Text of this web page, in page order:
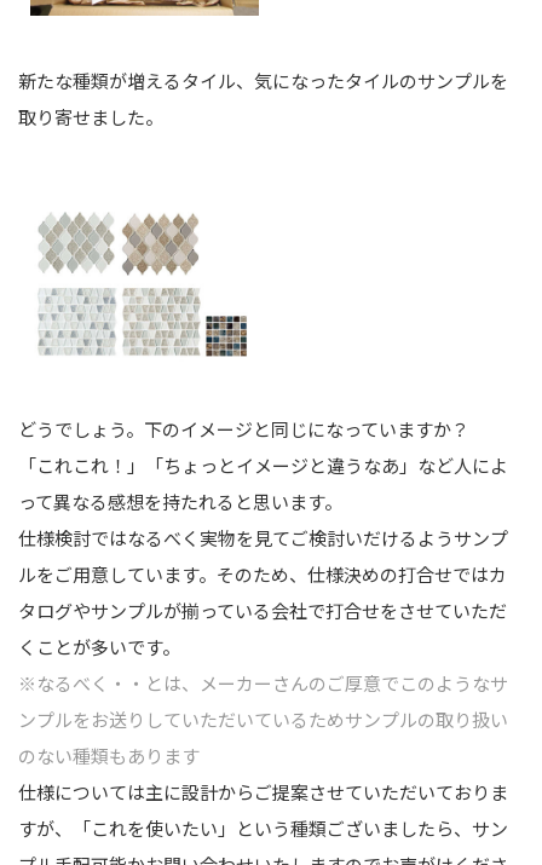
新たな種類が増えるタイル、気になったタイルのサンプルを
取り寄せました。
どうでしょう。下のイメージと同じになっていますか？
「これこれ！」「ちょっとイメージと違うなあ」など人によ
って異なる感想を持たれると思います。
仕様検討ではなるべく実物を見てご検討いだけるようサンプ
ルをご用意しています。そのため、仕様決めの打合せではカ
タログやサンプルが揃っている会社で打合せをさせていただ
くことが多いです。
※なるべく・・とは、メーカーさんのご厚意でこのようなサ
ンプルをお送りしていただいているためサンプルの取り扱い
のない種類もあります
仕様については主に設計からご提案させていただいておりま
すが、「これを使いたい」という種類ございましたら、サン